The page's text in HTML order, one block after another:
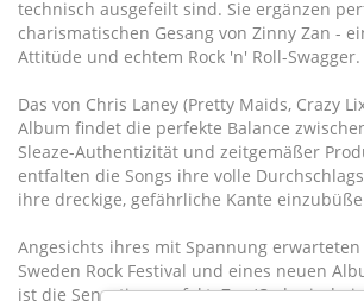
technisch ausgefeilt sind. Sie ergänzen
charismatischen Gesang von Zinny Zan -
Attitüde und echtem Rock 'n' Roll-Swagger.
Das von Chris Laney (Pretty Maids, Crazy
Album findet die perfekte Balance
Sleaze-Authentizität und zeitgemäßer
entfalten die Songs ihre volle
ihre dreckige, gefährliche Kante
Angesichts ihres mit Spannung
Sweden Rock Festival und eines neuen
ist die Sensation perfekt: Zan/Cody sind